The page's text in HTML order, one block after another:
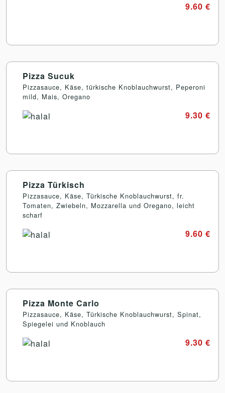
9.60 €
Pizza Sucuk
Pizzasauce, Käse, türkische Knoblauchwurst, Peperoni
mild, Mais, Oregano
9.30 €
Pizza Türkisch
Pizzasauce, Käse, Türkische Knoblauchwurst, fr.
Tomaten, Zwiebeln, Mozzarella und Oregano, leicht
scharf
9.60 €
Pizza Monte Carlo
Pizzasauce, Käse, Türkische Knoblauchwurst, Spinat,
Spiegelei und Knoblauch
9.30 €